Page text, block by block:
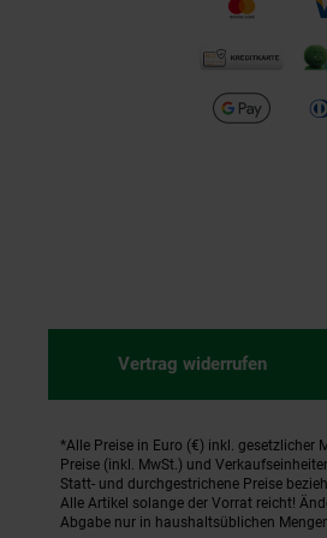
Vertrag widerrufen
Fußnoten
*Alle Preise in Euro (€) inkl. gesetzlicher
Preise (inkl. MwSt.) und
Statt- und durchgestrichene Preise
Alle Artikel solange der Vorrat reicht!
Abgabe nur in haushaltsüblichen